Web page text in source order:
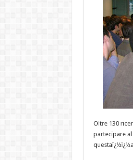
Oltre 130
partecipare al